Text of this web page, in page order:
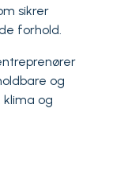
sikrer
forhold.
og
klima og